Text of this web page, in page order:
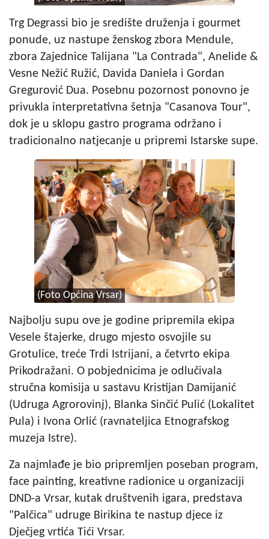
Trg Degrassi bio je središte druženja i gourmet
ponude, uz nastupe ženskog zbora Mendule,
zbora Zajednice Talijana "La Contrada", Anelide &
Vesne Nežić Ružić, Davida Daniela i Gordan
Gregurović Dua. Posebnu pozornost ponovno je
privukla interpretativna šetnja "Casanova Tour",
dok je u sklopu gastro programa održano i
tradicionalno natjecanje u pripremi Istarske supe.
(Foto Općina Vrsar)
Najbolju supu ove je godine pripremila ekipa
Vesele štajerke, drugo mjesto osvojile su
Grotulice, treće Trdi Istrijani, a četvrto ekipa
Prikodražani. O pobjednicima je odlučivala
stručna komisija u sastavu Kristijan Damijanić
(Udruga Agrorovinj), Blanka Sinčić Pulić (Lokalitet
Pula) i Ivona Orlić (ravnateljica Etnografskog
muzeja Istre).
Za najmlađe je bio pripremljen poseban program,
face painting, kreativne radionice u organizaciji
DND-a Vrsar, kutak društvenih igara, predstava
"Palčica" udruge Birikina te nastup djece iz
Dječjeg vrtića Tići Vrsar.